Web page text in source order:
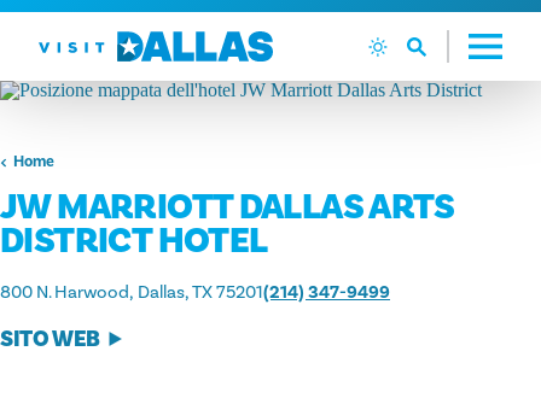
Vai al contenuto
Home
JW MARRIOTT DALLAS ARTS
DISTRICT HOTEL
800 N. Harwood Dallas, TX 75201(214) 347-9499
SITO WEB